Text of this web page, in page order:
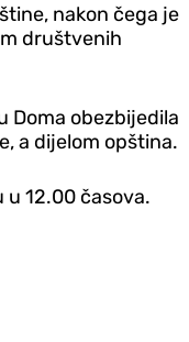
nakon čega je
društvenih
Doma obezbijedila
a dijelom opština.
12.00 časova.